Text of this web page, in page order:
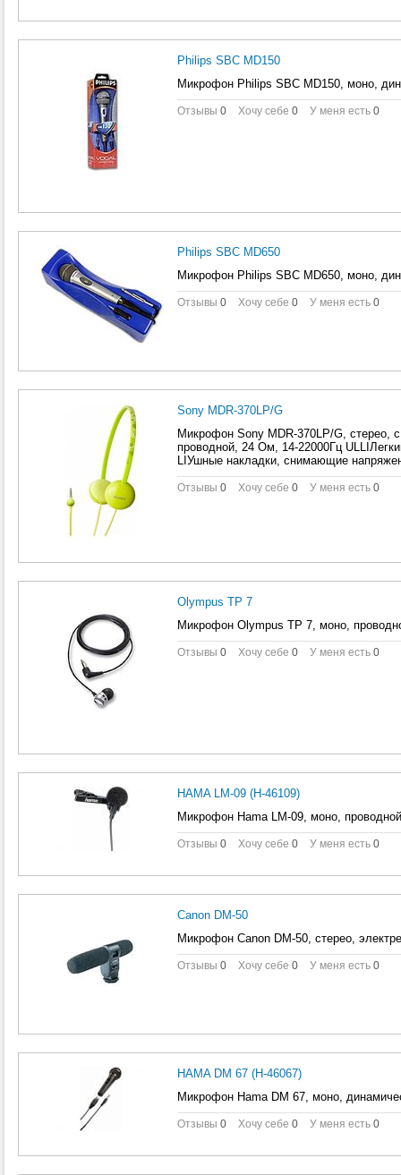
Philips SBC MD150
Микрофон Philips SBC MD150, моно,
Отзывы 0 Хочу себе 0 У меня есть 0
Philips SBC MD650
Микрофон Philips SBC MD650, моно,
Отзывы 0 Хочу себе 0 У меня есть 0
Sony MDR-370LP/G
Микрофон Sony MDR-370LP/G, стерео,
проводной, 24 Ом, 14-22000Гц
LIУшные накладки, снимающие
Отзывы 0 Хочу себе 0 У меня есть 0
Olympus TP 7
Микрофон Olympus TP 7, моно,
Отзывы 0 Хочу себе 0 У меня есть 0
HAMA LM-09 (H-46109)
Микрофон Hama LM-09, моно,
Отзывы 0 Хочу себе 0 У меня есть 0
Canon DM-50
Микрофон Canon DM-50, стерео,
Отзывы 0 Хочу себе 0 У меня есть 0
HAMA DM 67 (H-46067)
Микрофон Hama DM 67, моно,
Отзывы 0 Хочу себе 0 У меня есть 0